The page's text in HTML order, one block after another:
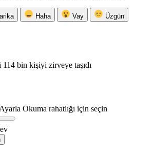
Haha Vay Üzgün
bin kişiyi zirveye taşıdı
Okuma rahatlığı için seçin